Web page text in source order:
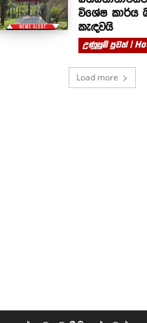
විශේෂ කාර්ය
කැඳවයි
උණුසුම් පුවත් |
Load more